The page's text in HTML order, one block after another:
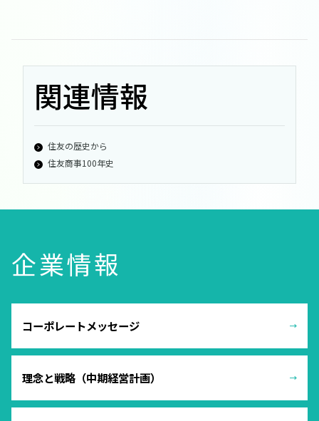
関連情報
住友の歴史から
住友商事100年史
企業情報
コーポレートメッセージ
理念と戦略（中期経営計画）